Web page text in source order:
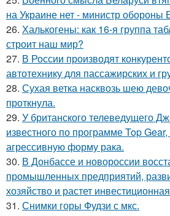
на Украине нет - министр обороны
26. Халькогены: как 16-я группа
строит наш мир?
27. В России производят
автотехнику для пассажирских и
28. Сухая ветка насквозь шею
проткнула.
29. У британского телеведущего
известного по программе Top
агрессивную форму рака.
30. В Донбассе и новороссии
промышленных предприятий,
хозяйство и растет
31. Снимки горы Фудзи с мкс.